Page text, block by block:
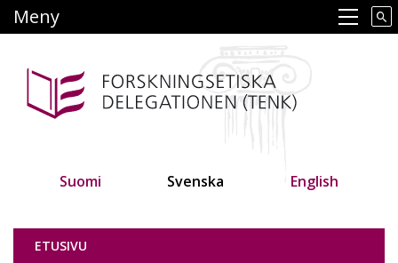
till
Main navigation
Meny
Suomi Svenska English
Tutkimuseettinen neuvottelukunta
ETUSIVU